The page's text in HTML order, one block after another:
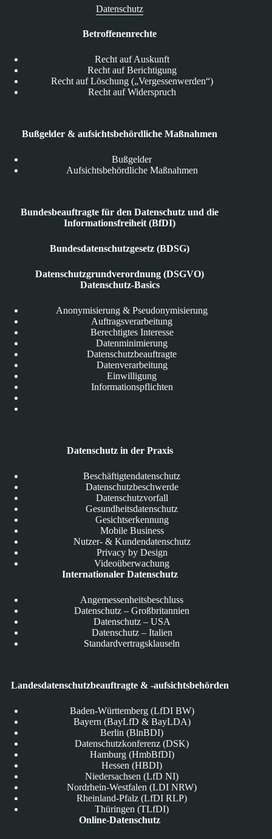
Datenschutz
Betroffenenrechte
Recht auf Auskunft
Recht auf Berichtigung
Recht auf Löschung („Vergessenwerden“)
Recht auf Widerspruch
Bußgelder & aufsichtsbehördliche Maßnahmen
Bußgelder
Aufsichtsbehördliche Maßnahmen
Bundesbeauftragte für den Datenschutz und die
Informationsfreiheit (BfDI)
Bundesdatenschutzgesetz (BDSG)
Datenschutzgrundverordnung (DSGVO)
Datenschutz-Basics
Anonymisierung & Pseudonymisierung
Auftragsverarbeitung
Berechtigtes Interesse
Datenminimierung
Datenschutzbeauftragte
Datenverarbeitung
Einwilligung
Informationspflichten
Datenschutz in der Praxis
Beschäftigtendatenschutz
Datenschutzbeschwerde
Datenschutzvorfall
Gesundheitsdatenschutz
Gesichtserkennung
Mobile Business
Nutzer- & Kundendatenschutz
Privacy by Design
Videoüberwachung
Internationaler Datenschutz
Angemessenheitsbeschluss
Datenschutz – Großbritannien
Datenschutz – USA
Datenschutz – Italien
Standardvertragsklauseln
Landesdatenschutzbeauftragte & -aufsichtsbehörden
Baden-Württemberg (LfDI BW)
Bayern (BayLfD & BayLDA)
Berlin (BlnBDI)
Datenschutzkonferenz (DSK)
Hamburg (HmbBfDI)
Hessen (HBDI)
Niedersachsen (LfD NI)
Nordrhein-Westfalen (LDI NRW)
Rheinland-Pfalz (LfDI RLP)
Thüringen (TLfDI)
Online-Datenschutz